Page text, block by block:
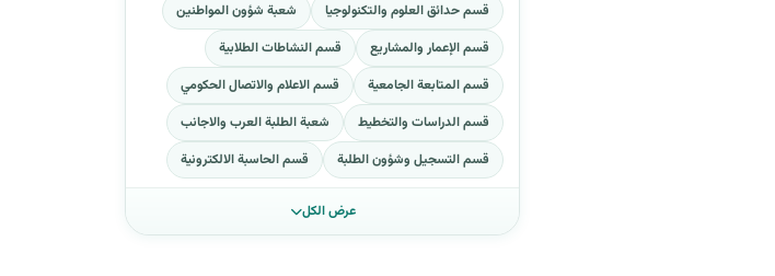
قسم حدائق العلوم والتكنولوجيا
شعبة شؤون المواطنين
قسم الإعمار والمشاريع
قسم النشاطات الطلابية
قسم المتابعة الجامعية
قسم الاعلام والاتصال الحكومي
قسم الدراسات والتخطيط
شعبة الطلبة العرب والاجانب
قسم التسجيل وشؤون الطلبة
قسم الحاسبة الالكترونية
عرض الكل